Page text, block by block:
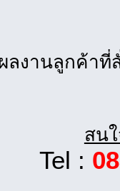
ลงานลูกค้าที่
สน
Tel :